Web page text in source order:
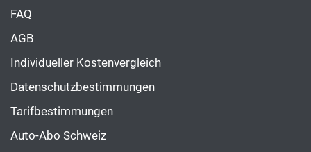
FAQ
AGB
Individueller Kostenvergleich
Datenschutzbestimmungen
Tarifbestimmungen
Auto-Abo Schweiz